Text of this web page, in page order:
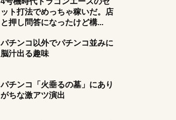
ット打法でめっちゃ稼いだ。店
と押し問答になったけど構...
パチンコ以外でパチンコ並みに
脳汁出る趣味
パチンコ「火垂るの墓」にあり
がちな激アツ演出